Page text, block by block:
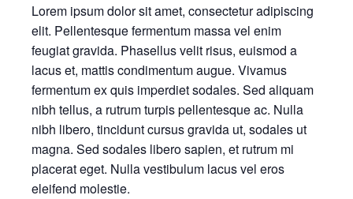
Lorem ipsum dolor sit amet, consectetur adipiscing
elit. Pellentesque fermentum massa vel enim
feugiat gravida. Phasellus velit risus, euismod a
lacus et, mattis condimentum augue. Vivamus
fermentum ex quis imperdiet sodales. Sed aliquam
nibh tellus, a rutrum turpis pellentesque ac. Nulla
nibh libero, tincidunt cursus gravida ut, sodales ut
magna. Sed sodales libero sapien, et rutrum mi
placerat eget. Nulla vestibulum lacus vel eros
eleifend molestie.